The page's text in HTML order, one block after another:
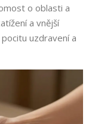
o oblasti a
a vnější
uzdravení a